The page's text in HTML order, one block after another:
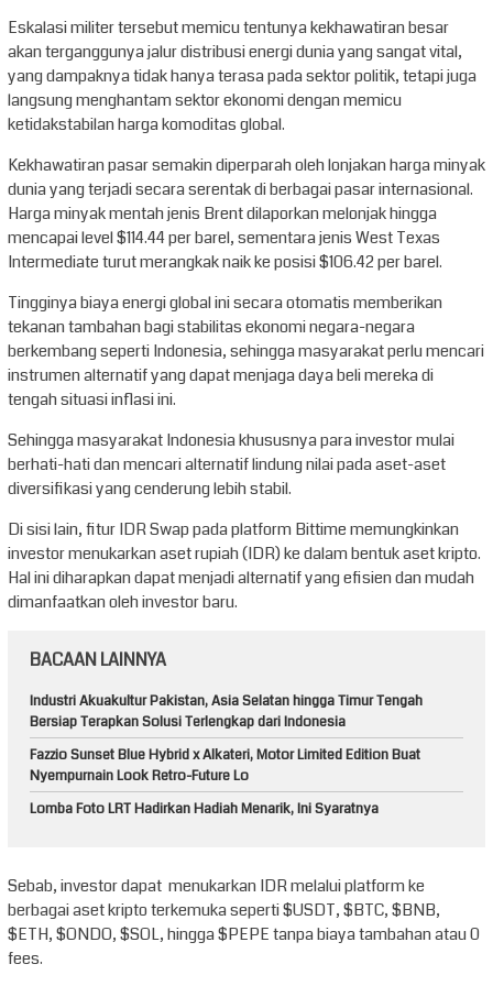
Eskalasi militer tersebut memicu tentunya kekhawatiran besar
akan terganggunya jalur distribusi energi dunia yang sangat vital,
yang dampaknya tidak hanya terasa pada sektor politik, tetapi juga
langsung menghantam sektor ekonomi dengan memicu
ketidakstabilan harga komoditas global.
Kekhawatiran pasar semakin diperparah oleh lonjakan harga minyak
dunia yang terjadi secara serentak di berbagai pasar internasional.
Harga minyak mentah jenis Brent dilaporkan melonjak hingga
mencapai level $114.44 per barel, sementara jenis West Texas
Intermediate turut merangkak naik ke posisi $106.42 per barel.
Tingginya biaya energi global ini secara otomatis memberikan
tekanan tambahan bagi stabilitas ekonomi negara-negara
berkembang seperti Indonesia, sehingga masyarakat perlu mencari
instrumen alternatif yang dapat menjaga daya beli mereka di
tengah situasi inflasi ini.
Sehingga masyarakat Indonesia khususnya para investor mulai
berhati-hati dan mencari alternatif lindung nilai pada aset-aset
diversifikasi yang cenderung lebih stabil.
Di sisi lain, fitur IDR Swap pada platform Bittime memungkinkan
investor menukarkan aset rupiah (IDR) ke dalam bentuk aset kripto.
Hal ini diharapkan dapat menjadi alternatif yang efisien dan mudah
dimanfaatkan oleh investor baru.
BACAAN LAINNYA
Industri Akuakultur Pakistan, Asia Selatan hingga Timur Tengah
Bersiap Terapkan Solusi Terlengkap dari Indonesia
Fazzio Sunset Blue Hybrid x Alkateri, Motor Limited Edition Buat
Nyempurnain Look Retro-Future Lo
Lomba Foto LRT Hadirkan Hadiah Menarik, Ini Syaratnya
Sebab, investor dapat menukarkan IDR melalui platform ke
berbagai aset kripto terkemuka seperti $USDT, $BTC, $BNB,
$ETH, $ONDO, $SOL, hingga $PEPE tanpa biaya tambahan atau 0
fees.